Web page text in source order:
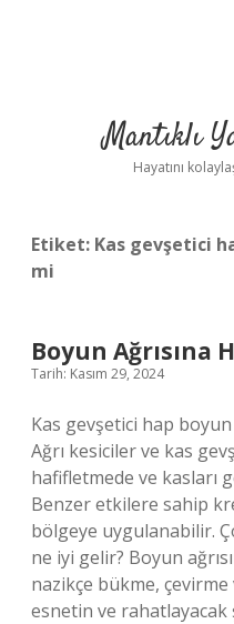
Mantıklı
Hayatını
Etiket: Kas gevşetici
mi
Boyun Ağrısına
Tarih: Kasım 29, 2024
Kas gevşetici hap boyun
Ağrı kesiciler ve kas
hafifletmede ve kasları
Benzer etkilere sahip
bölgeye uygulanabilir.
ne iyi gelir? Boyun
nazikçe bükme,
esnetin ve